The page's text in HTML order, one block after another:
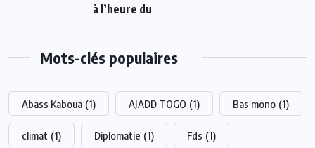
à l’heure du
Mots-clés populaires
Abass Kaboua (1) AJADD TOGO (1) Bas mono (1)
climat (1) Diplomatie (1) Fds (1)